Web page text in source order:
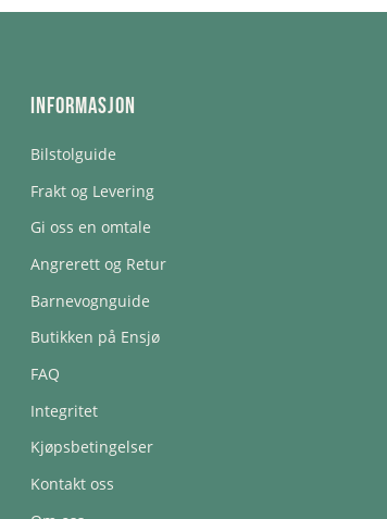
Informasjon
Bilstolguide
Frakt og Levering
Gi oss en omtale
Angrerett og Retur
Barnevognguide
Butikken på Ensjø
FAQ
Integritet
Kjøpsbetingelser
Kontakt oss